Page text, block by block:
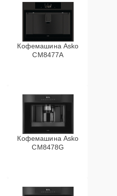
Кофемашина Asko
CM8477A
Кофемашина Asko
CM8478G